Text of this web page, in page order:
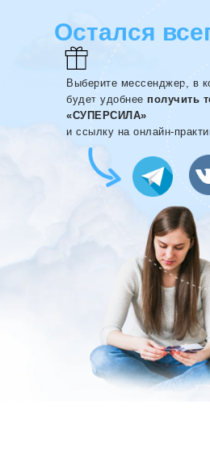
Выберите мессенджер, в
будет удобнее получить
«СУПЕРСИЛА»
и ссылку на онлайн-
Остался